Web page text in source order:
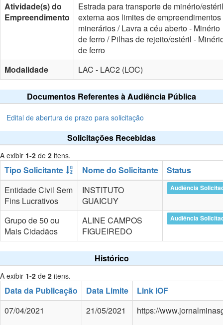
Atividade(s) do
Empreendimento
Estrada para transporte de minério/estéril
externa aos limites de empreendimentos
minerários / Lavra a céu aberto - Minério
de ferro / Pilhas de rejeito/estéril -
de ferro
Modalidade
LAC - LAC2 (LOC)
Documentos Referentes à Audiência Pública
Edital de abertura de prazo para solicitação
Solicitações Recebidas
A exibir 1-2 de 2 itens.
Tipo Solicitante Nome do Solicitante
Status
Entidade Civil Sem
Fins Lucrativos
INSTITUTO
GUAICUY
Audiência
Grupo de 50 ou
Mais Cidadãos
ALINE CAMPOS
FIGUEIREDO
Audiência
Histórico
A exibir 1-2 de 2 itens.
Data da Publicação Data Limite
Link IOF
07/04/2021
21/05/2021 https://